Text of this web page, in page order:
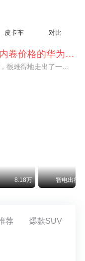
皮卡车 对比
纵观鸿蒙智行一路走来的发展路径，很难得地走出了一条和当下车市截然不同的道路：不靠降价走量、不参与低端价格厮杀，始终以技术迭代、架构创新、智能化体验升级、整车品质突破作为核心驱动力，稳步实现产品价值向上、品牌价格带稳步攀升。
8.18万 智电出行
荐 爆款SUV